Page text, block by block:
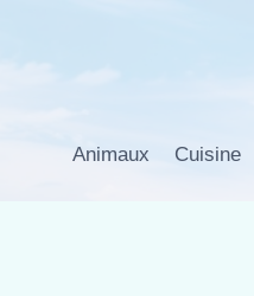
Animaux Cuisine